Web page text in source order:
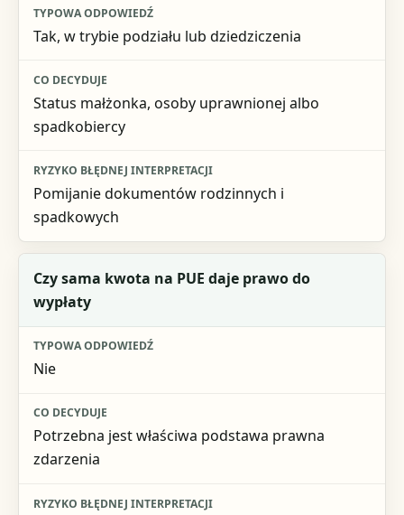
Tak, w trybie podziału lub dziedziczenia
Status małżonka, osoby uprawnionej albo
spadkobiercy
Pomijanie dokumentów rodzinnych i
spadkowych
Czy sama kwota na PUE daje prawo do
wypłaty
Nie
Potrzebna jest właściwa podstawa prawna
zdarzenia